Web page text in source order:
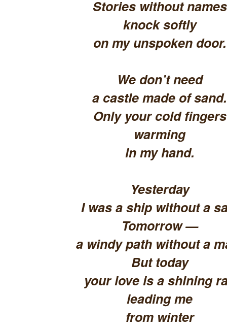
Stories without names
knock softly
on my unspoken door.
We don’t need
a castle made of sand.
Only your cold fingers
warming
in my hand.
Yesterday
I was a ship without a
Tomorrow —
a windy path without a
But today
your love is a shining
leading me
from winter